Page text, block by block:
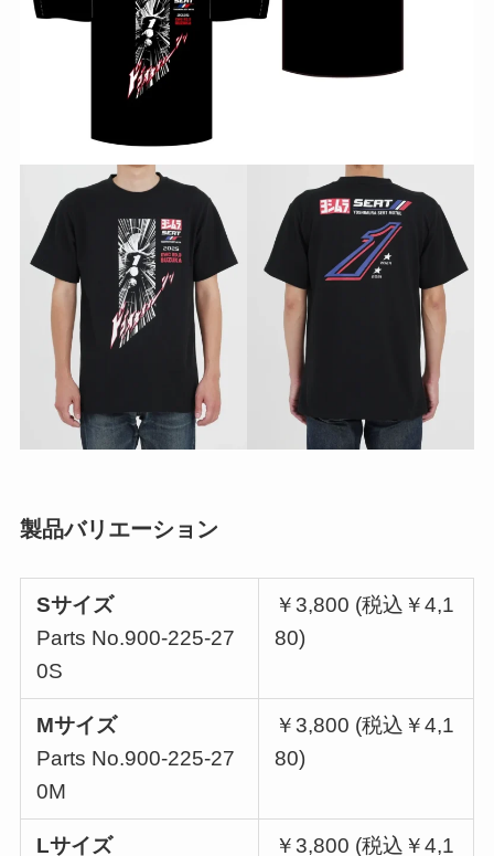
製品バリエーション
Sサイズ
Parts No.900-225-27
0S
￥3,800 (税込￥4,1
80)
Mサイズ
Parts No.900-225-27
0M
￥3,800 (税込￥4,1
80)
Lサイズ ￥3,800 (税込￥4,1